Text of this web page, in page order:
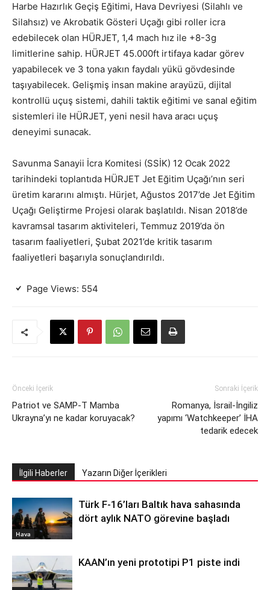
Harbe Hazırlık Geçiş Eğitimi, Hava Devriyesi (Silahlı ve
Silahsız) ve Akrobatik Gösteri Uçağı gibi roller icra
edebilecek olan HÜRJET, 1,4 mach hız ile +8-3g
limitlerine sahip. HÜRJET 45.000ft irtifaya kadar görev
yapabilecek ve 3 tona yakın faydalı yükü gövdesinde
taşıyabilecek. Gelişmiş insan makine arayüzü, dijital
kontrollü uçuş sistemi, dahili taktik eğitimi ve sanal eğitim
sistemleri ile HÜRJET, yeni nesil hava aracı uçuş
deneyimi sunacak.
Savunma Sanayii İcra Komitesi (SSİK) 12 Ocak 2022
tarihindeki toplantıda HÜRJET Jet Eğitim Uçağı’nın seri
üretim kararını almıştı. Hürjet, Ağustos 2017’de Jet Eğitim
Uçağı Geliştirme Projesi olarak başlatıldı. Nisan 2018’de
kavramsal tasarım aktiviteleri, Temmuz 2019’da ön
tasarım faaliyetleri, Şubat 2021’de kritik tasarım
faaliyetleri başarıyla sonuçlandırıldı.
Page Views: 554
Önceki İçerik
Patriot ve SAMP-T Mamba
Ukrayna’yı ne kadar koruyacak?
Sonraki İçerik
Romanya, İsrail-İngiliz
yapımı ‘Watchkeeper’ İHA
tedarik edecek
İlgili Haberler Yazarın Diğer İçerikleri
Hava
Türk F-16’ları Baltık hava sahasında
dört aylık NATO görevine başladı
KAAN’ın yeni prototipi P1 piste indi